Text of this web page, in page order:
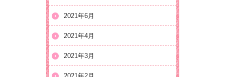
2021年6月
2021年4月
2021年3月